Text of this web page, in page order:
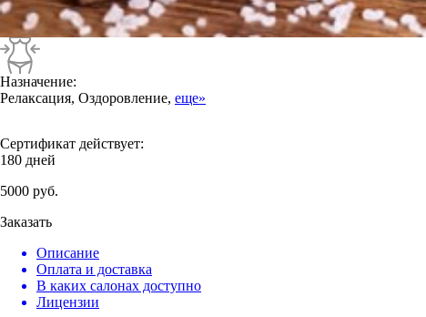
Назначение:
Релаксация, Оздоровление, еще»
Сертификат действует:
180 дней
5000 руб.
Заказать
Описание
Оплата и доставка
В каких салонах доступно
Лицензии